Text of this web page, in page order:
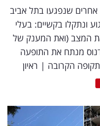
אחרים שנפגעו בתל אביב
ונתקלו בקשיים: בעלי
המצב (ואת המענק של
מנתח את התופעה
הקרובה | ראיון